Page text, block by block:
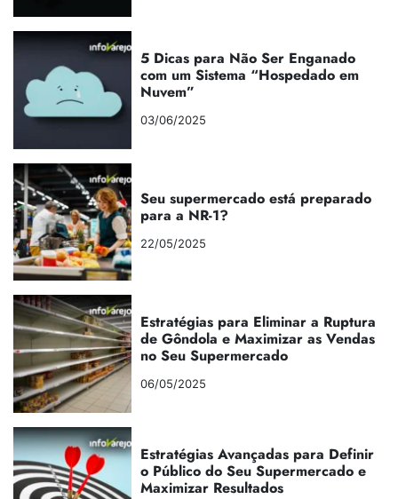
5 Dicas para Não Ser Enganado
com um Sistema “Hospedado em
Nuvem”
03/06/2025
Seu supermercado está preparado
para a NR-1?
22/05/2025
Estratégias para Eliminar a Ruptura
de Gôndola e Maximizar as Vendas
no Seu Supermercado
06/05/2025
Estratégias Avançadas para Definir
o Público do Seu Supermercado e
Maximizar Resultados